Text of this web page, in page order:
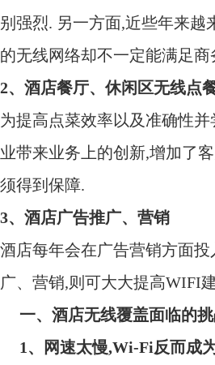
别强烈. 另一方面,近些年来越
的无线网络却不一定能满足
2、酒店餐厅、休闲区无线点
为提高点菜效率以及准确性
业带来业务上的创新,增加了
须得到保障.
3、酒店广告推广、营销
酒店每年会在广告营销方面投
广、营销,则可大大提高WIFI
一、酒店无线覆盖面临的
1 、网速太慢,Wi-Fi反而成